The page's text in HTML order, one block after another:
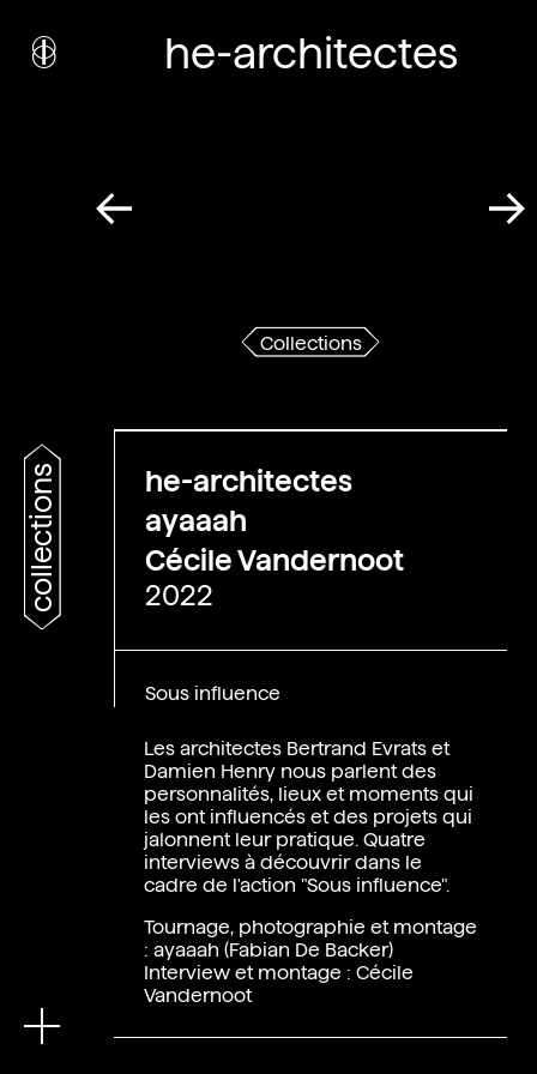
collections
i nstitutculturel
he-architectes
Collections
Les architectes Bertrand Evrats et
Damien Henry nous parlent des
personnalités, lieux et moments qui
les ont influencés et des projets qui
jalonnent leur pratique. Quatre
interviews à découvrir dans le
cadre de l'action "Sous influence".
Tournage, photographie et montage
: ayaaah (Fabian De Backer)
Interview et montage : Cécile
Vandernoot
he-architectes
ayaaah
Cécile Vandernoot
2022
Sous influence